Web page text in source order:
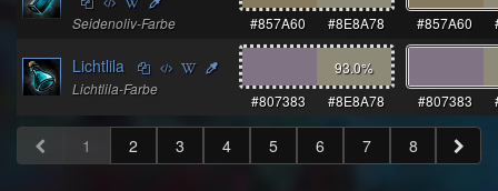
Seidenoliv-Farbe
#857A60
#8E8A78 #857A60
Lichtlila
Lichtlila-Farbe
93.0%
#807383
#8E8A78 #807383
1 2 3 4 5 6 7 8